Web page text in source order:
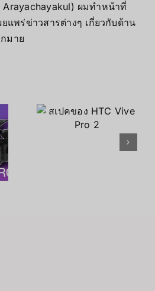
Arayachayakul) ผมทำหน้าที่
แพร่ข่าวสารต่างๆ เกี่ยวกับด้าน
มาย
ประสิทธิภาพ
ของ HTC
Vive Pro 2